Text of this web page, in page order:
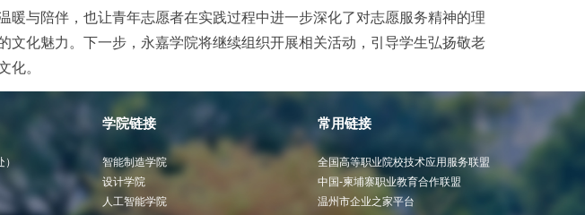
暖与陪伴，也让青年志愿者在实践过程中进一步深化了对志愿服务精神的理
文化魅力。下一步，永嘉学院将继续组织开展相关活动，引导学生弘扬敬老
化。
学院链接
智能制造学院
设计学院
人工智能学院
常用链接
全国高等职业院校技术应用服务联盟
中国-柬埔寨职业教育合作联盟
温州市企业之家平台